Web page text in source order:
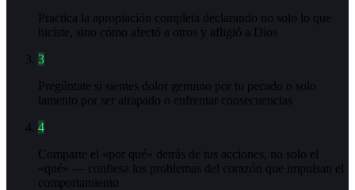
Practica la apropiación completa declarando no solo lo que
hiciste, sino cómo afectó a otros y afligió a Dios
3
Pregúntate si sientes dolor genuino por tu pecado o solo
lamento por ser atrapado o enfrentar consecuencias
4
Comparte el «por qué» detrás de tus acciones, no solo el
«qué» — confiesa los problemas del corazón que impulsan el
comportamiento